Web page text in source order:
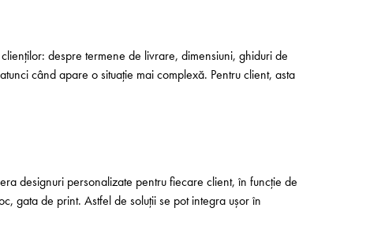
despre termene de livrare, dimensiuni, ghiduri de
când apare o situație mai complexă. Pentru client, asta
designuri personalizate pentru fiecare client, în funcție de
gata de print. Astfel de soluții se pot integra ușor în